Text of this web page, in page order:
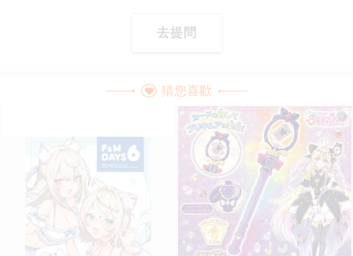
去提問
猜您喜歡